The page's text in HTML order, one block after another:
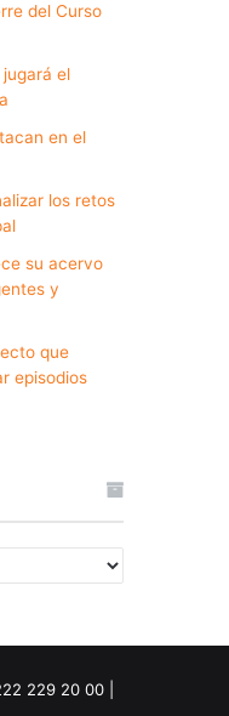
del Curso
el
en el
los retos
su acervo
y
que
episodios
229 20 00 |